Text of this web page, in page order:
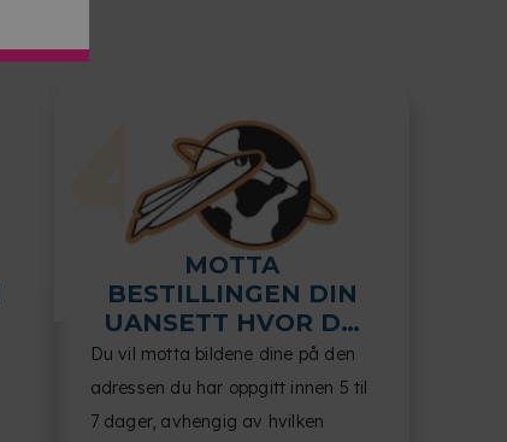
MOTTA
BESTILLINGEN DIN
UANSETT HVOR DU
VELGER
Du vil motta bildene dine på den
adressen du har oppgitt innen 5 til
7 dager, avhengig av hvilken